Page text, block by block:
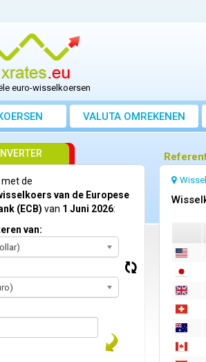
euro-wisselkoersen
VALUTA OMREKENEN
de
van de Europese
(ECB) van 1 Juni 2026:
van: